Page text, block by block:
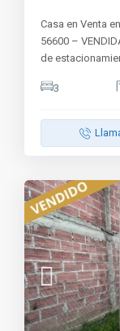
Casa en Venta
56600 –
de
3